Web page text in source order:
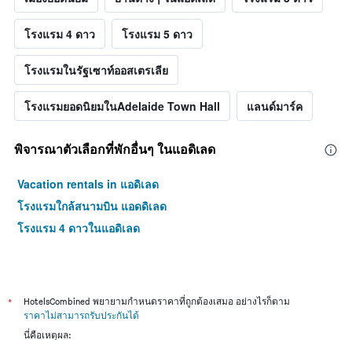
โรงแรม 4 ดาว โรงแรม 5 ดาว
โรงแรมในรัฐเซาท์ออสเตรเลีย
โรงแรมยอดนิยมในAdelaide Town Hall แลนด์มาร์ค
พิจารณาตัวเลือกที่พักอื่นๆ ในแอดิเลด
Vacation rentals in แอดิเลด
โรงแรมใกล้สนามบิน แอดดิเลด
โรงแรม 4 ดาวในแอดิเลด
*
HotelsCombined พยายามกำหนดราคาที่ถูกต้องเสมอ อย่างไรก็ตาม
ราคาไม่สามารถรับประกันได้
นี่คือเหตุผล: